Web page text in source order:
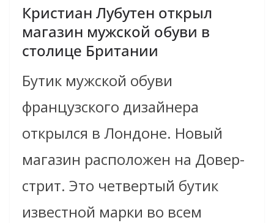
Кристиан Лубутен открыл
магазин мужской обуви в
столице Британии
Бутик мужской обуви
французского дизайнера
открылся в Лондоне. Новый
магазин расположен на Довер-
стрит. Это четвертый бутик
известной марки во всем